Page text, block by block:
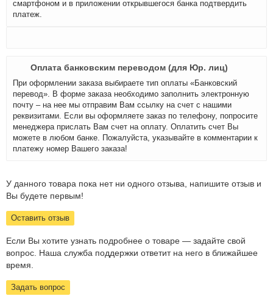
смартфоном и в приложении открывшегося банка подтвердить
платеж.
Оплата банковским переводом (для Юр. лиц)
При оформлении заказа выбираете тип оплаты «Банковский
перевод». В форме заказа необходимо заполнить электронную
почту – на нее мы отправим Вам ссылку на счет с нашими
реквизитами. Если вы оформляете заказ по телефону, попросите
менеджера прислать Вам счет на оплату. Оплатить счет Вы
можете в любом банке. Пожалуйста, указывайте в комментарии к
платежу номер Вашего заказа!
У данного товара пока нет ни одного отзыва, напишите отзыв и
Вы будете первым!
Оставить отзыв
Если Вы хотите узнать подробнее о товаре — задайте свой
вопрос. Наша служба поддержки ответит на него в ближайшее
время.
Задать вопрос